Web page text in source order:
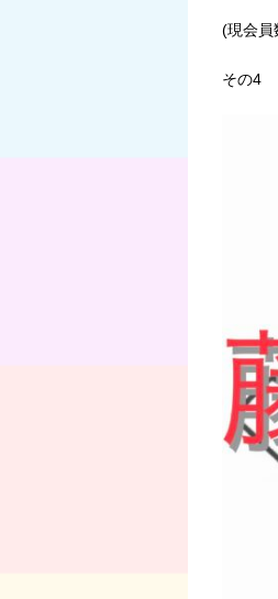
(現会員
その4